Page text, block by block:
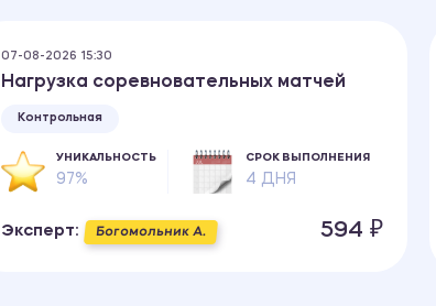
07-08-2026 15:30
Нагрузка соревновательных матчей
Контрольная
УНИКАЛЬНОСТЬ
97%
СРОК ВЫПОЛНЕНИЯ
4 ДНЯ
Эксперт: Богомольник А. 594 ₽